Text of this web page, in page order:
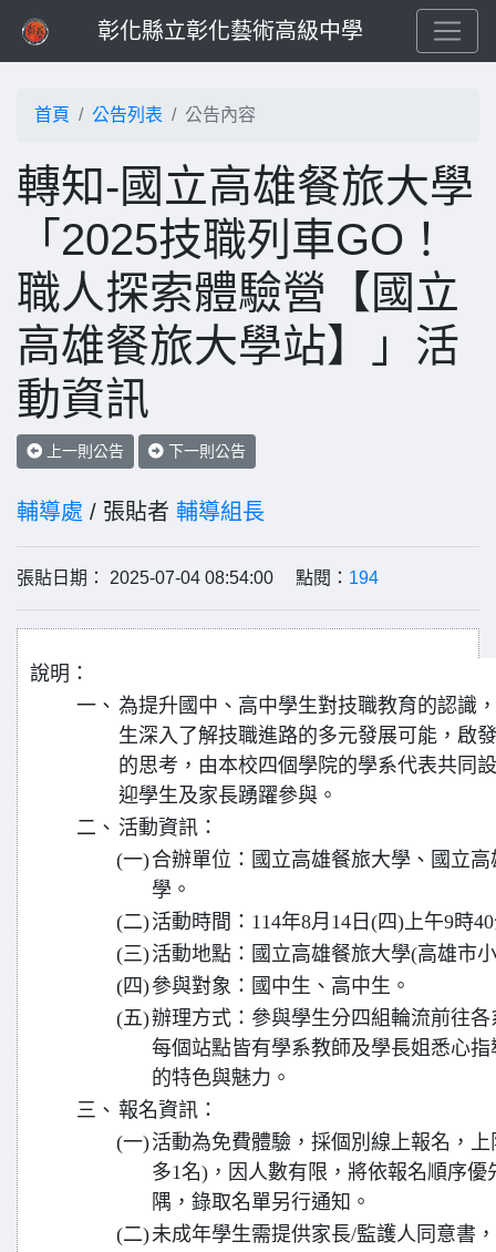
彰化縣立彰化藝術高級中學
首頁 公告列表 公告內容
轉知-國立高雄餐旅大學
「2025技職列車GO！
職人探索體驗營【國立
高雄餐旅大學站】」活
動資訊
上一則公告 下一則公告
輔導處 / 張貼者 輔導組長
張貼日期： 2025-07-04 08:54:00 點閱： 194
說明：
一、 為提升國中、高中學生對技職教育的認識
生深入了解技職進路的多元發展可能，啟
的思考，由本校四個學院的學系代表共同
迎學生及家長踴躍參與。
二、 活動資訊：
(一)合辦單位：國立高雄餐旅大學、國立
學。
(二)活動時間：114年8月14日(四)上午9時
(三)活動地點：國立高雄餐旅大學(高雄市
(四)參與對象：國中生、高中生。
(五)辦理方式：參與學生分四組輪流前往
每個站點皆有學系教師及學長姐悉心
的特色與魅力。
三、 報名資訊：
(一)活動為免費體驗，採個別線上報名，
多1名)，因人數有限，將依報名順序
隅，錄取名單另行通知。
(二)未成年學生需提供家長/監護人同意書